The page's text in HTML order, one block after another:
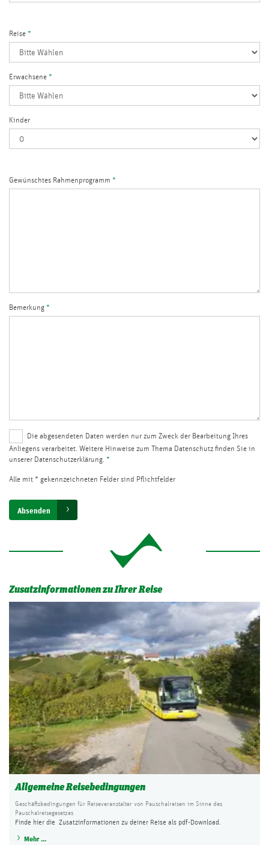
Reise*
Erwachsene*
Kinder
Gewünschtes Rahmenprogramm *
Bemerkung*
Die abgesendeten Daten werden nur zum Zweck der Bearbeitung Ihres
Anliegens verarbeitet. Weitere Hinweise zum Thema Datenschutz finden Sie in
unserer Datenschutzerklärung. *
Alle mit * gekennzeichneten Felder sind Pflichtfelder
Absenden
Zusatzinformationen zu Ihrer Reise
Allgemeine Reisebedingungen
Geschäftsbedingungen für Reiseveranstalter von Pauschalreisen im Sinne des
Pauschalreisegesetzes
Finde hier die Zusatzinformationen zu deiner Reise als pdf-Download.
Mehr ...